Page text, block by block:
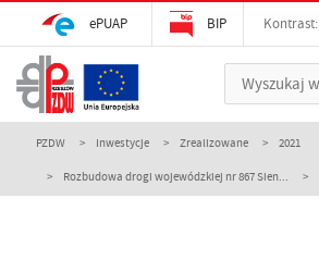
ePUAP BIP Kontrast:
PZDW Inwestycje Zrealizowane 2021
Rozbudowa drogi wojewódzkiej nr 867 Sien...